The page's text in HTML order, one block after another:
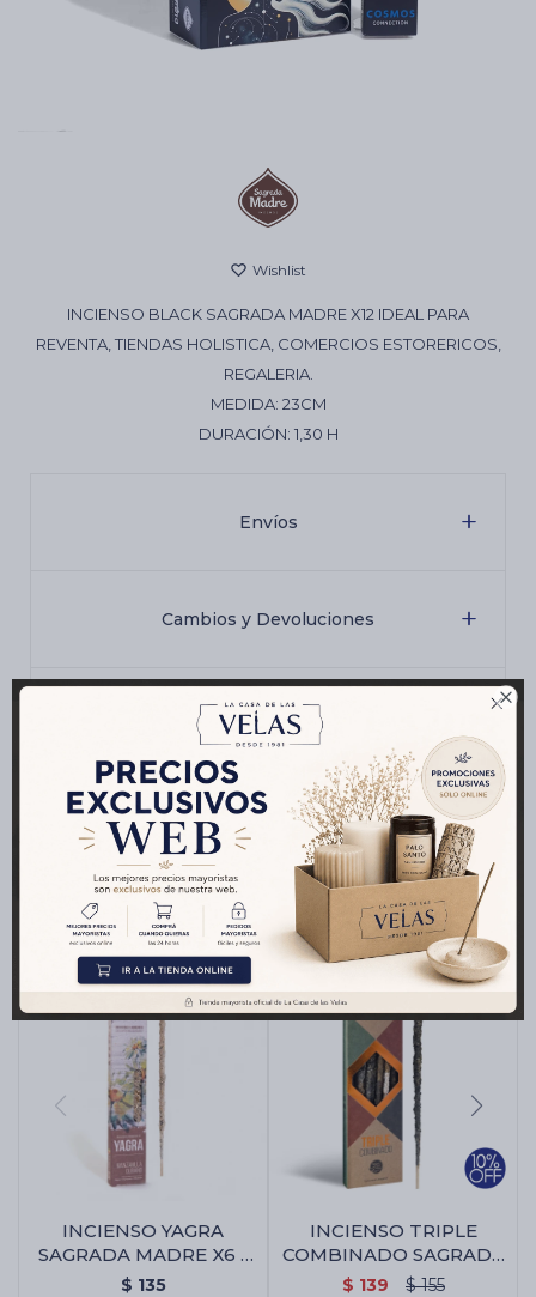

INCIENSO BLACK SAGRADA MADRE X12 IDEAL PARA
REVENTA, TIENDAS HOLISTICA, COMERCIOS ESTORERICOS,
REGALERIA.
MEDIDA: 23CM
DURACIÓN: 1,30 H
Envíos
Cambios y Devoluciones
Medios de pago
Productos que te pueden interesar
INCIENSO YAGRA
SAGRADA MADRE X6 -
Manzanilla/olíbano
$ 135
INCIENSO TRIPLE
COMBINADO SAGRADA
MADRE X8 - Incienso
$ 139 $ 155
Artículos Esotéricos